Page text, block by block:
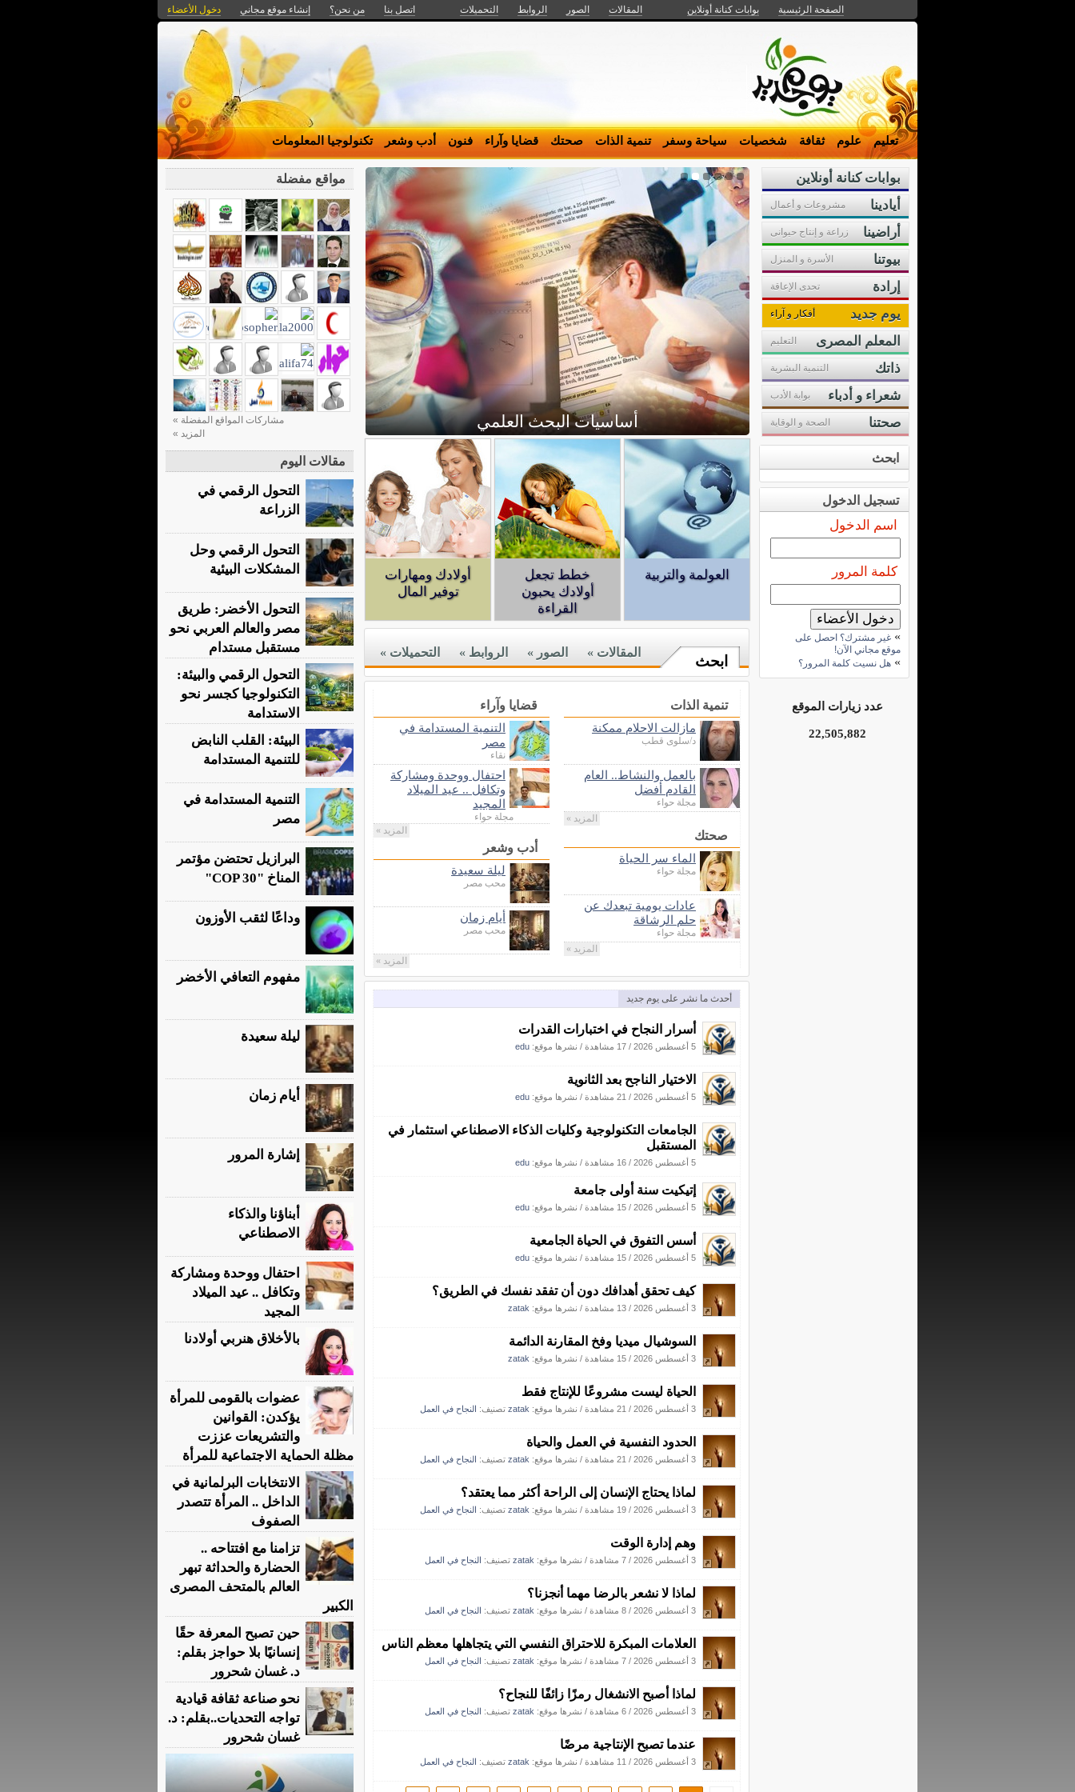
الصفحة الرئيسية بوابات كنانة أونلاين المقالات الصور الروابط التحميلات اتصل بنا من نحن؟ إنشاء موقع مجاني دخول الأعضاء
تعليم علوم ثقافة شخصيات سياحة وسفر تنمية الذات صحتك قضايا وآراء فنون أدب وشعر تكنولوجيا المعلومات
أساسيات البحث العلمي الاقتصاد الأخضر
العولمة والتربية
خطط تجعل
أولادك يحبون
القراءة
أولادك ومهارات
توفير المال
ابحث
التحميلات » الروابط » الصور » المقالات »
تنمية الذات
مازالت الاحلام ممكنة
د/سلوى قطب
بالعمل والنشاط.. العام
القادم أفضل
مجلة حواء
المزيد »
صحتك
الماء سر الحياة
مجلة حواء
عادات يومية تبعدك عن
حلم الرشاقة
مجلة حواء
المزيد »
قضايا وآراء
التنمية المستدامة في
مصر
نقاء
احتفال ووحدة ومشاركة
وتكافل .. عيد الميلاد
المجيد
مجلة حواء
المزيد »
أدب وشعر
ليلة سعيدة
محب مصر
أيام زمان
محب مصر
المزيد »
أحدث ما نشر على يوم جديد
أسرار النجاح في اختبارات القدرات
5 أغسطس 2026 / 17 مشاهدة / نشرها موقع: edu
الاختيار الناجح بعد الثانوية
5 أغسطس 2026 / 21 مشاهدة / نشرها موقع: edu
الجامعات التكنولوجية وكليات الذكاء الاصطناعي استثمار في
المستقبل
5 أغسطس 2026 / 16 مشاهدة / نشرها موقع: edu
إتيكيت سنة أولى جامعة
5 أغسطس 2026 / 15 مشاهدة / نشرها موقع: edu
أسس التفوق في الحياة الجامعية
5 أغسطس 2026 / 15 مشاهدة / نشرها موقع: edu
كيف تحقق أهدافك دون أن تفقد نفسك في الطريق؟
3 أغسطس 2026 / 13 مشاهدة / نشرها موقع: zatak
السوشيال ميديا وفخ المقارنة الدائمة
3 أغسطس 2026 / 15 مشاهدة / نشرها موقع: zatak
الحياة ليست مشروعًا للإنتاج فقط
3 أغسطس 2026 / 21 مشاهدة / نشرها موقع: zatak تصنيف: النجاح في العمل
الحدود النفسية في العمل والحياة
3 أغسطس 2026 / 21 مشاهدة / نشرها موقع: zatak تصنيف: النجاح في العمل
لماذا يحتاج الإنسان إلى الراحة أكثر مما يعتقد؟
3 أغسطس 2026 / 19 مشاهدة / نشرها موقع: zatak تصنيف: النجاح في العمل
وهم إدارة الوقت
3 أغسطس 2026 / 7 مشاهدة / نشرها موقع: zatak تصنيف: النجاح في العمل
لماذا لا نشعر بالرضا مهما أنجزنا؟
3 أغسطس 2026 / 8 مشاهدة / نشرها موقع: zatak تصنيف: النجاح في العمل
العلامات المبكرة للاحتراق النفسي التي يتجاهلها معظم الناس
3 أغسطس 2026 / 7 مشاهدة / نشرها موقع: zatak تصنيف: النجاح في العمل
لماذا أصبح الانشغال رمزًا زائفًا للنجاح؟
3 أغسطس 2026 / 6 مشاهدة / نشرها موقع: zatak تصنيف: النجاح في العمل
عندما تصبح الإنتاجية مرضًا
3 أغسطس 2026 / 11 مشاهدة / نشرها موقع: zatak تصنيف: النجاح في العمل
بوابات كنانة أونلاين
أيادينا
مشروعات و أعمال
أراضينا زراعة و إنتاج حيوانى
بيوتنا الأسرة و المنزل
إرادة تحدى الإعاقة
يوم جديد أفكار و آراء
المعلم المصرى التعليم
ذاتك التنمية البشرية
شعراء و أدباء بوابة الأدب
صحتنا الصحة و الوقاية
ابحث
تسجيل الدخول
اسم الدخول
كلمة المرور
» غير مشترك؟ احصل على
موقع مجاني الآن!
» هل نسيت كلمة المرور؟
عدد زيارات الموقع
22,505,882
مواقع مفضلة
مشاركات المواقع المفضلة »
المزيد »
مقالات اليوم
التحول الرقمي في
الزراعة
التحول الرقمي وحل
المشكلات البيئية
التحول الأخضر: طريق
مصر والعالم العربي نحو
مستقبل مستدام
التحول الرقمي والبيئة:
التكنولوجيا كجسر نحو
الاستدامة
البيئة: القلب النابض
للتنمية المستدامة
التنمية المستدامة في
مصر
البرازيل تحتضن مؤتمر
المناخ "COP 30"
وداعًا لثقب الأوزون
مفهوم التعافي الأخضر
ليلة سعيدة
أيام زمان
إشارة المرور
أبناؤنا والذكاء
الاصطناعي
احتفال ووحدة ومشاركة
وتكافل .. عيد الميلاد
المجيد
بالأخلاق هنربي أولادنا
عضوات بالقومى للمرأة
يؤكدن: القوانين
والتشريعات عززت
مظلة الحماية الاجتماعية للمرأة
الانتخابات البرلمانية في
الداخل .. المرأة تتصدر
الصفوف
تزامنا مع افتتاحه ..
الحضارة والحداثة تبهر
العالم بالمتحف المصرى
الكبير
حين تصبح المعرفة حقًا
إنسانيًا بلا حواجز بقلم:
د. غسان شحرور
نحو صناعة ثقافة قيادية
تواجه التحديات..بقلم: د.
غسان شحرور